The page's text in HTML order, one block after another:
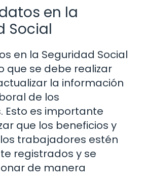
en la
Social
en la Seguridad Social
que se debe realizar
la información
de los
Esto es importante
que los beneficios y
trabajadores estén
registrados y se
de manera